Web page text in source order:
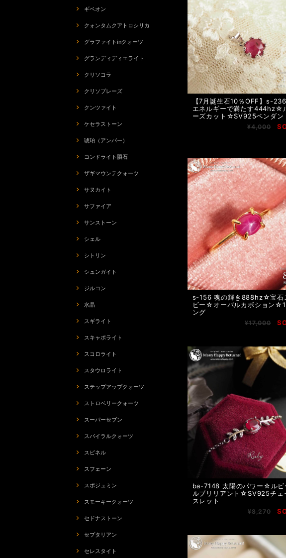
ギベオン
クォンタムクアトロシリカ
グラファイトinクォーツ
グランディディエライト
クリソコラ
クリソプレーズ
クンツァイト
ケセラストーン
琥珀（アンバー）
コンドライト隕石
ザギマウンテクォーツ
サヌカイト
サファイア
サンストーン
シェル
シトリン
シュンガイト
ジルコン
水晶
スギライト
スキャポライト
スコロライト
スタウロライト
ステップアップクォーツ
ストロベリークォーツ
スーパーセブン
スパイラルクォーツ
スピネル
スフェーン
スポジュミン
スモーキークォーツ
セドナストーン
セプタリアン
セレスタイト
【7月誕生石10％OFF】s-
エネルギーで満たす444hz☆
ーズカット☆SV925ペンダン
¥4,000
s-156 魂の輝き888hz☆宝石
ビー☆オーバルカボション
ング
¥17,000
ba-7148 太陽のパワー☆ルビ
ルブリリアント☆SV925チェ
スレット
¥8,270